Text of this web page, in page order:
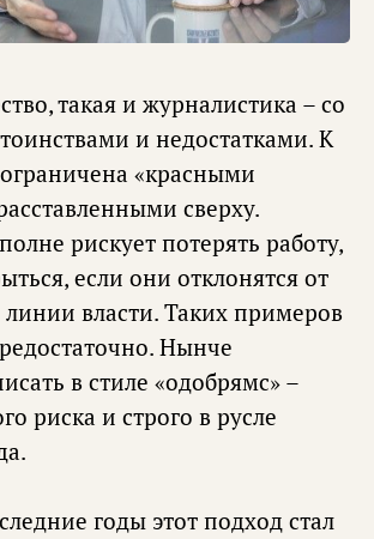
такая и журналистика – со
и недостатками. К
«красными
сверху.
рискует потерять работу,
если они отклонятся от
власти. Таких примеров
Нынче
в стиле «одобрямс» –
риска и строго в русле
годы этот подход стал